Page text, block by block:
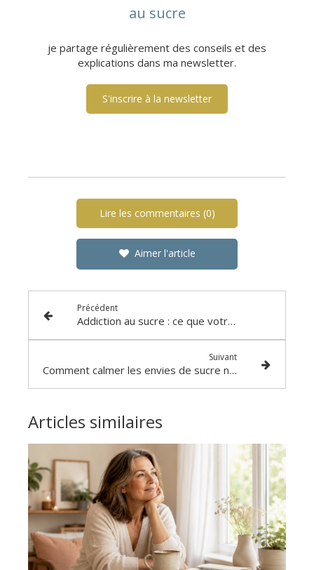
au sucre
je partage régulièrement des conseils et des
explications dans ma newsletter.
S'inscrire à la newsletter
Lire les commentaires (0)
Aimer l'article
Précédent
Addiction au sucre : ce que votre corps et vos émotions essaient de vous dire
Suivant
Comment calmer les envies de sucre naturellement (sans frustration ni régime) ?
Articles similaires